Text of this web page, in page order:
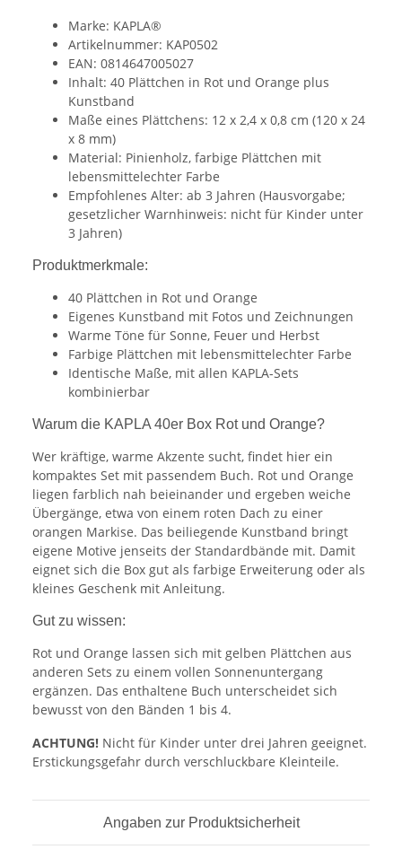
Marke: KAPLA®
Artikelnummer: KAP0502
EAN: 0814647005027
Inhalt: 40 Plättchen in Rot und Orange plus
Kunstband
Maße eines Plättchens: 12 x 2,4 x 0,8 cm (120 x 24
x 8 mm)
Material: Pinienholz, farbige Plättchen mit
lebensmittelechter Farbe
Empfohlenes Alter: ab 3 Jahren (Hausvorgabe;
gesetzlicher Warnhinweis: nicht für Kinder unter
3 Jahren)
Produktmerkmale:
40 Plättchen in Rot und Orange
Eigenes Kunstband mit Fotos und Zeichnungen
Warme Töne für Sonne, Feuer und Herbst
Farbige Plättchen mit lebensmittelechter Farbe
Identische Maße, mit allen KAPLA-Sets
kombinierbar
Warum die KAPLA 40er Box Rot und Orange?
Wer kräftige, warme Akzente sucht, findet hier ein
kompaktes Set mit passendem Buch. Rot und Orange
liegen farblich nah beieinander und ergeben weiche
Übergänge, etwa von einem roten Dach zu einer
orangen Markise. Das beiliegende Kunstband bringt
eigene Motive jenseits der Standardbände mit. Damit
eignet sich die Box gut als farbige Erweiterung oder als
kleines Geschenk mit Anleitung.
Gut zu wissen:
Rot und Orange lassen sich mit gelben Plättchen aus
anderen Sets zu einem vollen Sonnenuntergang
ergänzen. Das enthaltene Buch unterscheidet sich
bewusst von den Bänden 1 bis 4.
ACHTUNG! Nicht für Kinder unter drei Jahren geeignet.
Erstickungsgefahr durch verschluckbare Kleinteile.
Angaben zur Produktsicherheit